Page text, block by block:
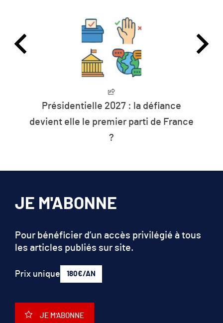
2027 : la défiance
le premier parti de France
L’humanité
JE M'ABONNE
Pour bénéficier d’un accès privilégié à tous
les articles publiés sur site.
Prix unique 180€/AN
JE M'ABONNE